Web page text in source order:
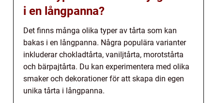
i en långpanna?
Det finns många olika typer av tårta som kan
bakas i en långpanna. Några populära varianter
inkluderar chokladtårta, vaniljtårta, morotstårta
och bärpajtårta. Du kan experimentera med olika
smaker och dekorationer för att skapa din egen
unika tårta i långpanna.